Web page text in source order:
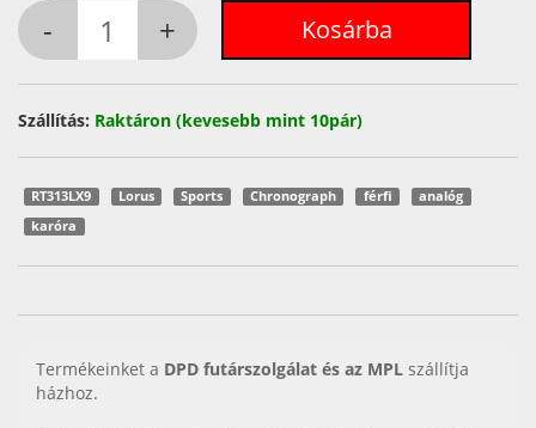
Szállítás: Raktáron (kevesebb mint 10pár)
RT313LX9 Lorus Sports Chronograph férfi
analóg
karóra
Termékeinket a DPD futárszolgálat és az MPL szállítja
házhoz.